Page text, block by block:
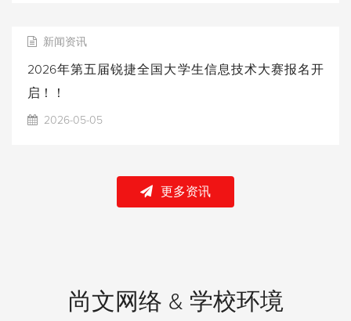
新闻资讯
2026年第五届锐捷全国大学生信息技术大赛报名开
启！！
2026-05-05
更多资讯
尚文网络 & 学校环境